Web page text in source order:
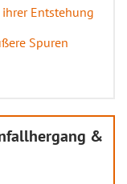
Entstehung
Spuren
&